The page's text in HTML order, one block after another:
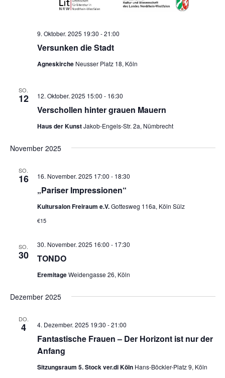
Versunken die Stadt
9. Oktober. 2025 19:30 -21:00
Agneskirche Neusser Platz 18, Köln
SO.
12
Verschollen hinter grauen Mauern
12. Oktober. 2025 15:00 - 16:30
Haus der KunstJakob-Engels-Str. 2a, Nümbrecht
November 2025
SO.
16
„Pariser Impressionen“
16. November. 2025 17:00 - 18:30
Kultursalon Freiraum e.V.Gottesweg 116a, Köln Sülz
€15
SO.
30 TONDO
30. November. 2025 16:00 - 17:30
EremitageWeidengasse 26, Köln
Dezember 2025
DO.
4
Fantastische Frauen – Der Horizont ist nur der
Anfang
4. Dezember. 2025 19:30 -21:00
Sitzungsraum 5. Stock ver.di Köln Hans-Böckler-Platz 9, Köln